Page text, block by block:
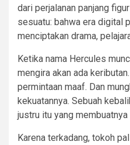
dari perjalanan panjang
sesuatu: bahwa era digital
menciptakan drama,
Ketika nama Hercules
mengira akan ada
permintaan maaf. Dan
kekuatannya. Sebuah
justru itu yang membuatnya
Karena terkadang, tokoh